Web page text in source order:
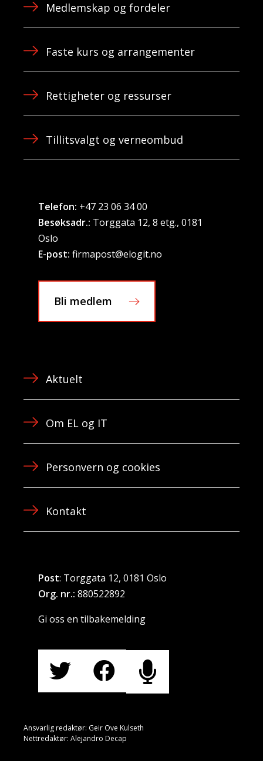
Medlemskap og fordeler
Faste kurs og arrangementer
Rettigheter og ressurser
Tillitsvalgt og verneombud
Telefon: +47 23 06 34 00
Besøksadr.: Torggata 12, 8 etg., 0181
Oslo
E-post: firmapost@elogit.no
Bli medlem
Aktuelt
Om EL og IT
Personvern og cookies
Kontakt
Post: Torggata 12, 0181 Oslo
Org. nr.: 880522892
Gi oss en tilbakemelding
Ansvarlig redaktør: Geir Ove Kulseth
Nettredaktør: Alejandro Decap